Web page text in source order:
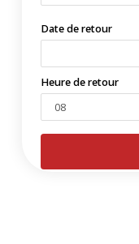
Date de retour
Heure de retour